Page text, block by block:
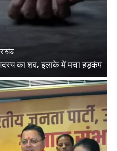
का शव, इलाके में मचा हड़कंप